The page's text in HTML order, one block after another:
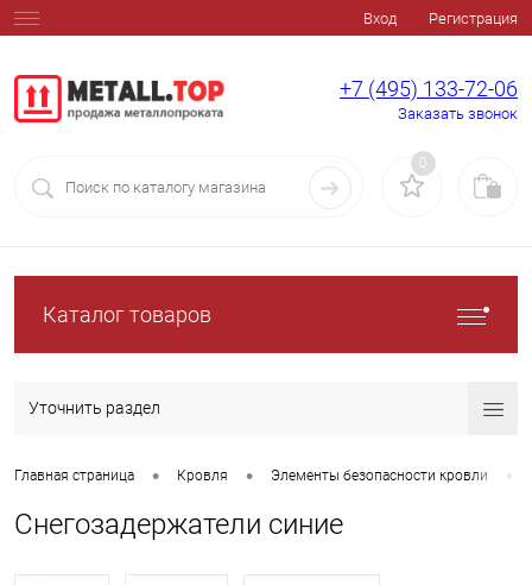
Вход Регистрация
+7 (495) 133-72-06
Заказать звонок
0
Каталог товаров
Уточнить раздел
Главная страница • Кровля • Элементы безопасности кровли
Снегозадержатели синие